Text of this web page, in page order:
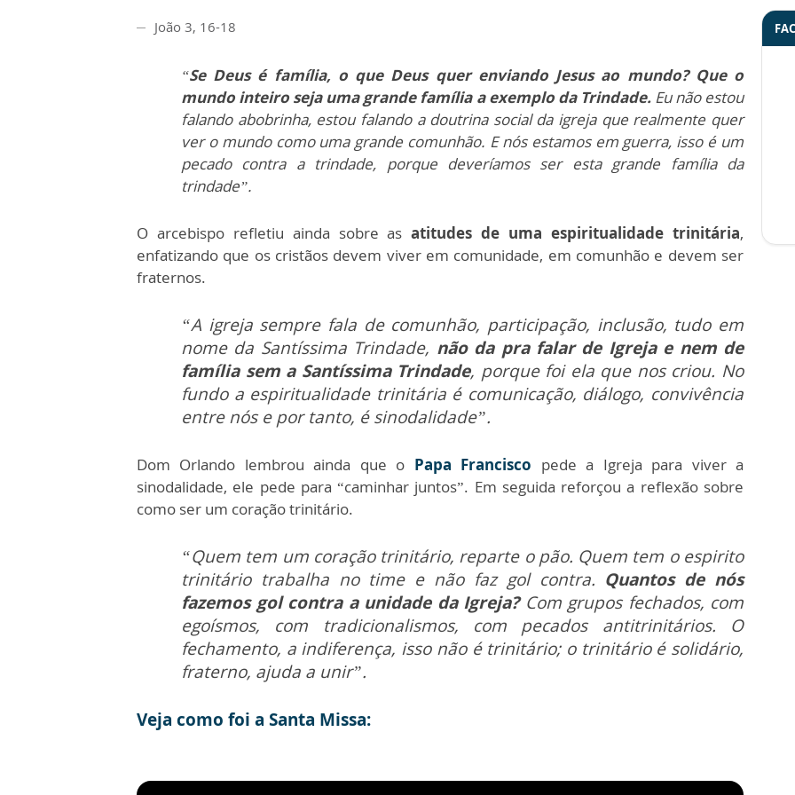
João 3, 16-18
“Se Deus é família, o que Deus quer enviando Jesus ao mundo? Que o
mundo inteiro seja uma grande família a exemplo da Trindade.Eu não estou
falando abobrinha, estou falando a doutrina social da igreja que realmente quer
ver o mundo como uma grande comunhão. E nós estamos em guerra, isso é um
pecado contra a trindade, porque deveríamos ser esta grande família da
trindade”.
O arcebispo refletiu ainda sobre asatitudes de uma espiritualidade trinitária,
enfatizando que os cristãos devem viver em comunidade, em comunhão e devem ser
fraternos.
“A igreja sempre fala de comunhão, participação, inclusão, tudo em
nome da Santíssima Trindade, não da pra falar de Igreja e nem de
família sem a Santíssima Trindade, porque foi ela que nos criou. No
fundo a espiritualidade trinitária é comunicação, diálogo, convivência
entre nós e por tanto, é sinodalidade”.
Dom Orlando lembrou ainda que o Papa Francisco pede a Igreja para viver a
sinodalidade, ele pede para “caminhar juntos”. Em seguida reforçou a reflexão sobre
como ser um coração trinitário.
“Quem tem um coração trinitário, reparte o pão. Quem tem o espirito
trinitário trabalha no time e não faz gol contra. Quantos de nós
fazemos gol contra a unidade da Igreja? Com grupos fechados, com
egoísmos, com tradicionalismos, com pecados antitrinitários. O
fechamento, a indiferença, isso não é trinitário; o trinitário é solidário,
fraterno, ajuda a unir”.
Veja como foi a Santa Missa: